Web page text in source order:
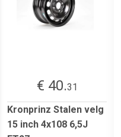
€ 40.31
Kronprinz Stalen velg
15 inch 4x108 6,5J